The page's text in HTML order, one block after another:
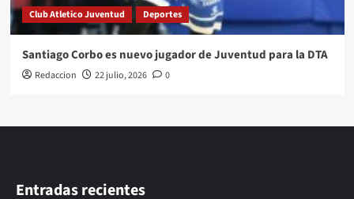
Club Atletico Juventud Deportes
Santiago Corbo es nuevo jugador de Juventud para la DTA
Redaccion 22 julio, 2026 0
Entradas recientes